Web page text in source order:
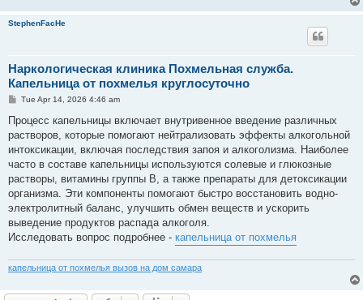
StephenFacHe
Наркологическая клиника Похмельная служба.
Капельница от похмелья круглосуточно
P
s
Tue Apr 14, 2026 4:46 am
Процесс капельницы включает внутривенное введение различных
растворов, которые помогают нейтрализовать эффекты алкогольной
интоксикации, включая последствия запоя и алкоголизма. Наиболее
часто в составе капельницы используются солевые и глюкозные
растворы, витамины группы B, а также препараты для детоксикации
организма. Эти компоненты помогают быстро восстановить водно-
электролитный баланс, улучшить обмен веществ и ускорить
выведение продуктов распада алкоголя.
Исследовать вопрос подробнее - капельница от похмелья
капельница от похмелья вызов на дом самара